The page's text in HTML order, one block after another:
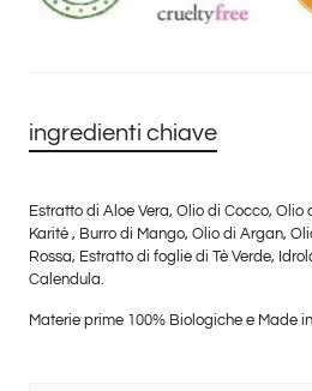
ingredienti chiave
Estratto di Aloe Vera, Olio di Cocco, Olio
Karitè , Burro di Mango, Olio di Argan,
Rossa, Estratto di foglie di Tè Verde,
Calendula.
Materie prime 100% Biologiche e Made